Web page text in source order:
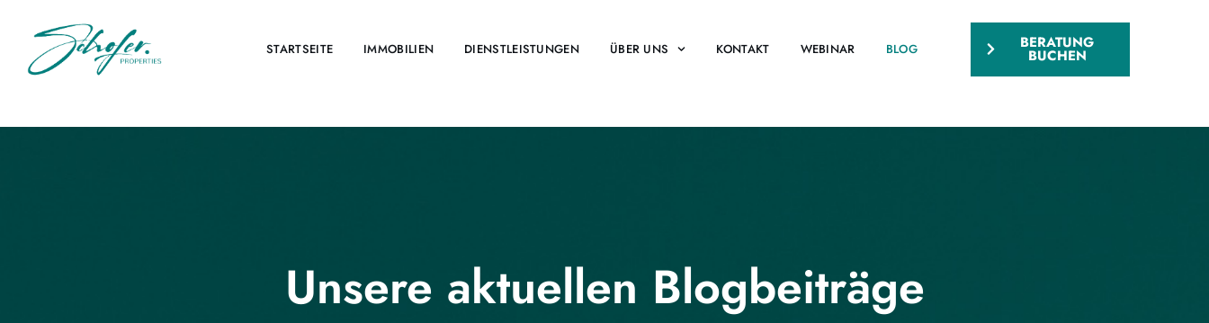
STARTSEITE IMMOBILIEN DIENSTLEISTUNGEN ÜBER UNS KONTAKT WEBINAR BLOG BERATUNG
BUCHEN
Unsere aktuellen Blogbeiträge